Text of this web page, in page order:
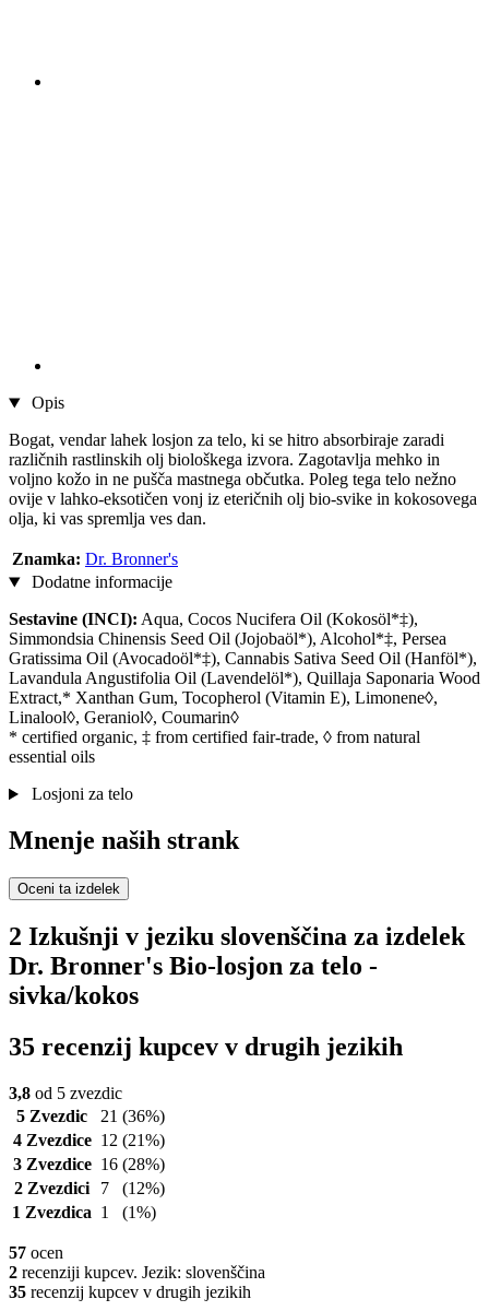
Opis
Bogat, vendar lahek losjon za telo, ki se hitro absorbiraje zaradi
različnih rastlinskih olj biološkega izvora. Zagotavlja mehko in
voljno kožo in ne pušča mastnega občutka. Poleg tega telo nežno
ovije v lahko-eksotičen vonj iz eteričnih olj bio-svike in kokosovega
olja, ki vas spremlja ves dan.
Znamka: Dr. Bronner's
Dodatne informacije
Sestavine (INCI): Aqua, Cocos Nucifera Oil (Kokosöl*‡),
Simmondsia Chinensis Seed Oil (Jojobaöl*), Alcohol*‡, Persea
Gratissima Oil (Avocadoöl*‡), Cannabis Sativa Seed Oil (Hanföl*),
Lavandula Angustifolia Oil (Lavendelöl*), Quillaja Saponaria Wood
Extract,* Xanthan Gum, Tocopherol (Vitamin E), Limonene◊,
Linalool◊, Geraniol◊, Coumarin◊
* certified organic, ‡ from certified fair-trade, ◊ from natural
essential oils
Losjoni za telo
Mnenje naših strank
Oceni ta izdelek
2 Izkušnji v jeziku slovenščina za izdelek
Dr. Bronner's Bio-losjon za telo -
sivka/kokos
35 recenzij kupcev v drugih jezikih
3,8 od 5 zvezdic
5 Zvezdic
21 (36%)
4 Zvezdice 12 (21%)
3 Zvezdice 16 (28%)
2 Zvezdici
7
(12%)
1 Zvezdica 1 (1%)
57 ocen
2 recenziji kupcev. Jezik: slovenščina
35 recenzij kupcev v drugih jezikih